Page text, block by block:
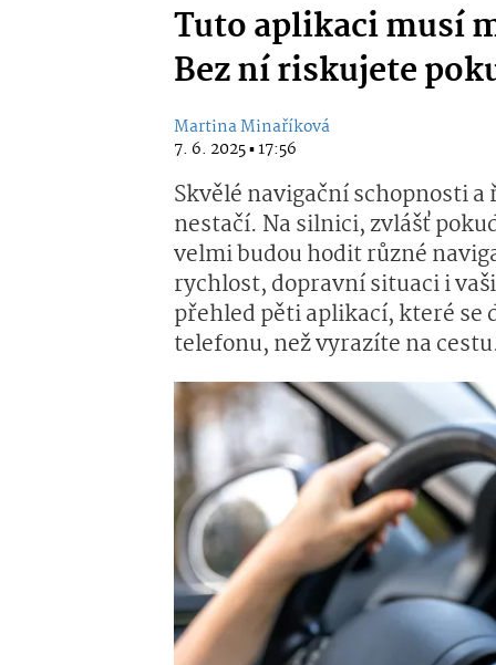
Tuto aplikaci musí
Bez ní riskujete
Martina Minaříková
7. 6. 2025 ▪ 17:56
Skvělé navigační schopnosti
nestačí. Na silnici, zvlášť
velmi budou hodit různé
rychlost, dopravní situaci i
přehled pěti aplikací, které se
telefonu, než vyrazíte na